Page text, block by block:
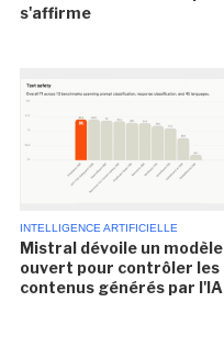
s'affirme
INTELLIGENCE ARTIFICIELLE
Mistral dévoile un modèle
ouvert pour contrôler les
contenus générés par l'IA